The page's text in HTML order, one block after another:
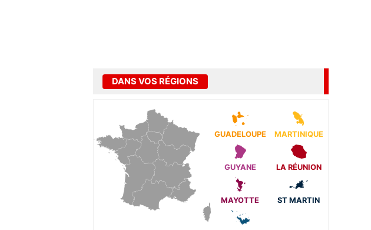
DANS VOS RÉGIONS
GUADELOUPE MARTINIQUE
GUYANE LA RÉUNION
MAYOTTE ST MARTIN